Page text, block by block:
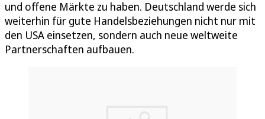
und offene Märkte zu haben. Deutschland werde sich
weiterhin für gute Handelsbeziehungen nicht nur mit
den USA einsetzen, sondern auch neue weltweite
Partnerschaften aufbauen.